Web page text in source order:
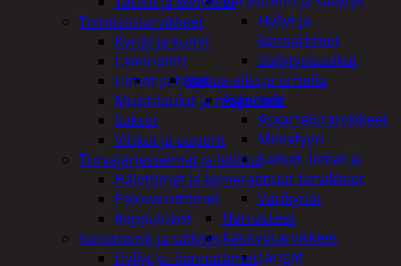
Hyllyt ja -
kannattimet
Säilytyslaatikot
Vapaa-aika ja urheilu
Askartelu
Askartelutarvikkeet
Miniatyyri
Sakset, liimat ja
muut tarvikkeet
Värikynät
Harrasteet
Käsityötarvikkeet
Langat
Toimistotarvikkeet
Kynät ja kumit
Laminointi
Liimat ja teipit
Muistitaulut ja magneetit
Sakset
Vihkot ja paperit
Turvajärjestelmät ja lukitus
Hälyttimet ja kamerat
Palovaroittimet
Riippulukot
Varastointi ja säilytys
Hyllyt ja -kannattimet